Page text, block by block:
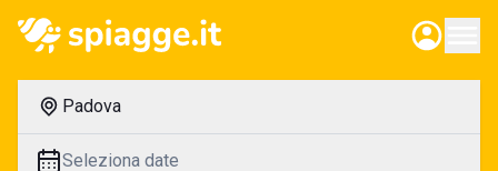
Padova
Seleziona date